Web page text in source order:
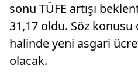
sonu TÜFE artışı
31,17 oldu. Söz konusu
halinde yeni asgari
olacak.